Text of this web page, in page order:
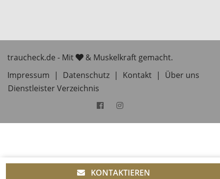
Diese Website verwendet Cookies um Dir ein besseres
KONTAKTIEREN
traucheck.de - Mit
& Muskelkraft gemacht.
Impressum
| Datenschutz | Kontakt |
Über uns
Dienstleister Verzeichnis